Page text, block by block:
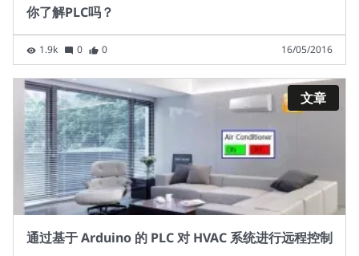
你了解PLC吗？
1.9k 0 0 16/05/2016
文章
通过基于 Arduino 的 PLC 对 HVAC 系统进行远程控制